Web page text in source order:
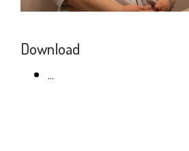
Download
...